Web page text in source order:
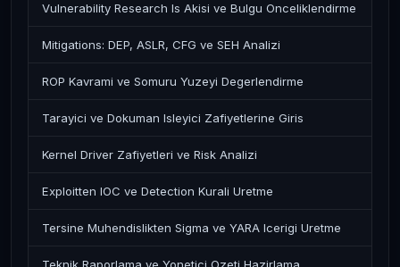
Vulnerability Research Is Akisi ve Bulgu Onceliklendirme
Mitigations: DEP, ASLR, CFG ve SEH Analizi
ROP Kavrami ve Somuru Yuzeyi Degerlendirme
Tarayici ve Dokuman Isleyici Zafiyetlerine Giris
Kernel Driver Zafiyetleri ve Risk Analizi
Exploitten IOC ve Detection Kurali Uretme
Tersine Muhendislikten Sigma ve YARA Icerigi Uretme